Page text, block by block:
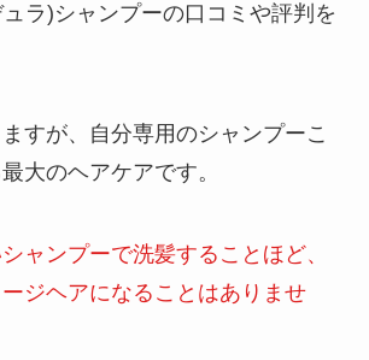
ラ)シャンプーの口コミや評判を
すが、自分専用のシャンプーこ
大のヘアケアです。
ャンプーで洗髪することほど、
ジヘアになることはありませ